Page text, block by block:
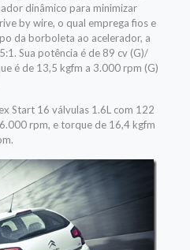
dinâmico para minimizar
by wire, o qual emprega fios e
da borboleta ao acelerador, a
Sua potência é de 89 cv (G)/
é de 13,5 kgfm a 3.000 rpm (G)
Start 16 válvulas 1.6L com 122
rpm, e torque de 16,4 kgfm